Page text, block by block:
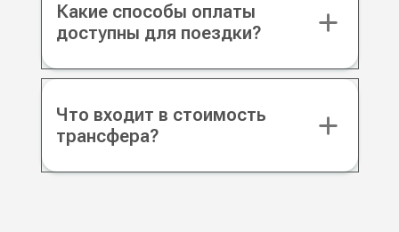
Какие способы оплаты
доступны для поездки?
Что входит в стоимость
трансфера?